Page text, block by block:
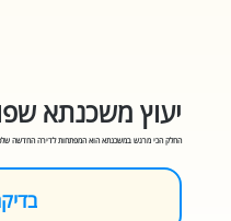
יעוץ משכנתא
החלק הכי מרגש במשכנתא הוא המפתחות לדירה החדשה